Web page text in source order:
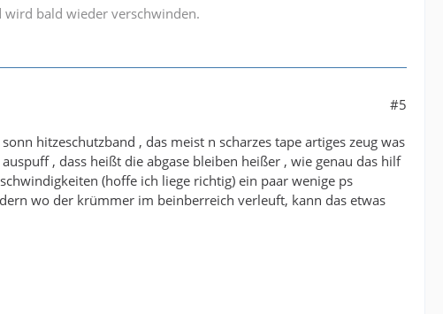
wird bald wieder verschwinden.
#5
hitzeschutzband , das meist n scharzes tape artiges zeug was
, dass heißt die abgase bleiben heißer , wie genau das hilf
(hoffe ich liege richtig) ein paar wenige ps
wo der krümmer im beinberreich verleuft, kann das etwas